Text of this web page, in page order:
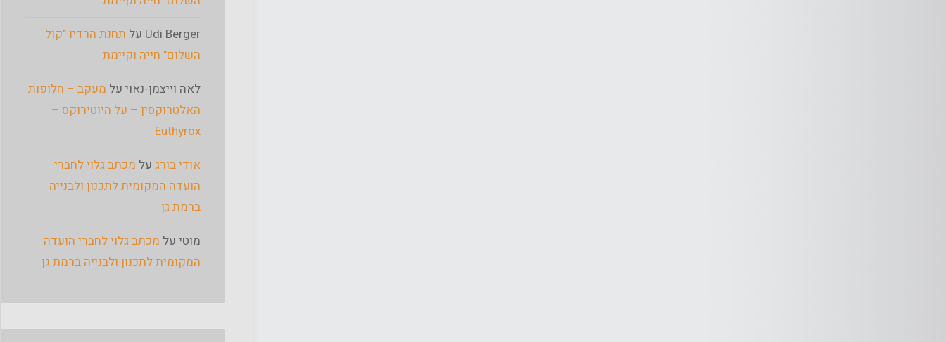
Udi Berger על תחנת הרדיו "קול
השלום" חייה וקיימת
לאה וייצמן-נאוי על מעקב – חלופות
האלטרוקסין – על היוטירוקס –
Euthyrox
אודי בורג על מכתב גלוי לחברי
הועדה המקומית לתכנון ולבנייה
ברמת גן
מוטי על מכתב גלוי לחברי הועדה
המקומית לתכנון ולבנייה ברמת גן